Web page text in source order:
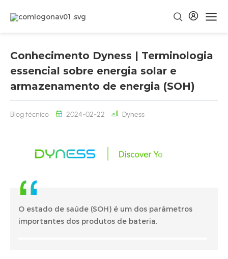
Conhecimento Dyness | Terminologia
essencial sobre energia solar e
armazenamento de energia (SOH)
Blog técnico 2024-02-22 Dyness
O estado de saúde (SOH) é um dos parâmetros
importantes dos produtos de bateria.